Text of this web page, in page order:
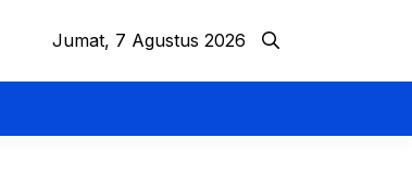
Jumat, 7 Agustus 2026